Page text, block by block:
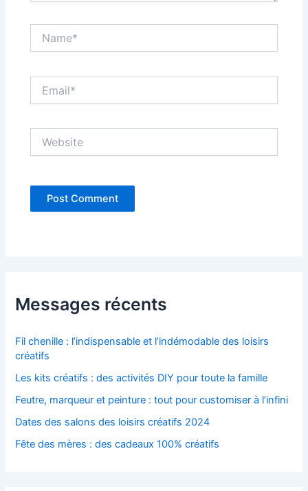
Messages récents
Fil chenille : l’indispensable et l’indémodable des loisirs
créatifs
Les kits créatifs : des activités DIY pour toute la famille
Feutre, marqueur et peinture : tout pour customiser à l’infini
Dates des salons des loisirs créatifs 2024
Fête des mères : des cadeaux 100% créatifs